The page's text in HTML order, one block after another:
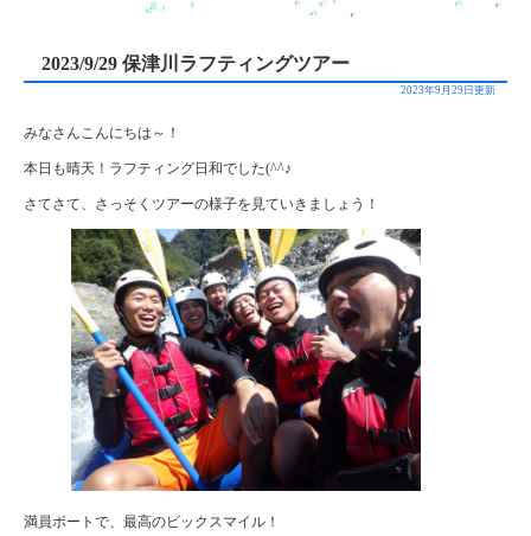
2023/9/29 保津川ラフティングツアー
2023年9月29日更新
みなさんこんにちは～！
本日も晴天！ラフティング日和でした(^^♪
さてさて、さっそくツアーの様子を見ていきましょう！
満員ボートで、最高のビックスマイル！